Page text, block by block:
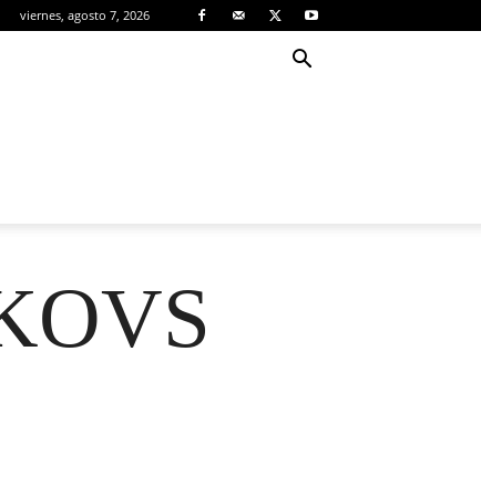
viernes, agosto 7, 2026